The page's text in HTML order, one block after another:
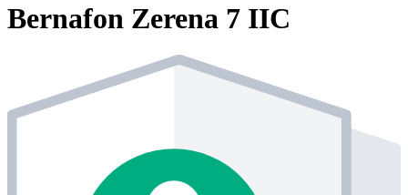
Bernafon Zerena 7 IIC